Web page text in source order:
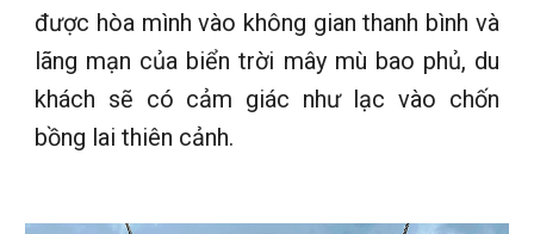
được hòa mình vào không gian thanh bình và
lãng mạn của biển trời mây mù bao phủ, du
khách sẽ có cảm giác như lạc vào chốn
bồng lai thiên cảnh.